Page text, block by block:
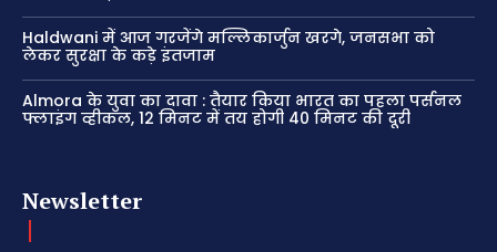
Haldwani में आज गरजेंगे मल्लिकार्जुन खरगे, जनसभा को
लेकर सुरक्षा के कड़े इंतजाम
Almora के युवा का दावा : तैयार किया भारत का पहला पर्सनल
फ्लाइंग व्हीकल, 12 मिनट में तय होगी 40 मिनट की दूरी
Newsletter